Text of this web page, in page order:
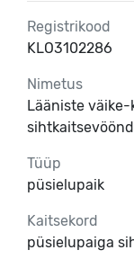
Registrikood
KLO3102286
Nimetus
Lääniste
sihtkaitsevöönd
Tüüp
püsielupaik
Kaitsekord
püsielupaiga